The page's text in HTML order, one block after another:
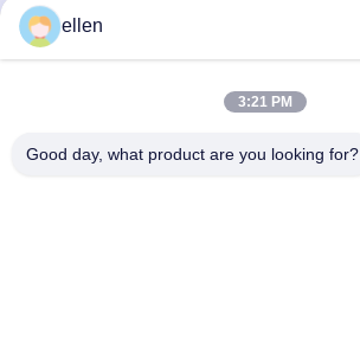
Beste Prijs
ellen
3:21 PM
Good day, what product are you looking for?